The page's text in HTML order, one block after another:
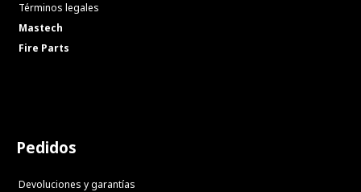
Términos legales
Mastech
Fire Parts
Pedidos
Devoluciones y garantías